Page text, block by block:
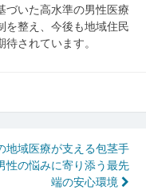
づいた高水準の男性医療
を整え、今後も地域住民
されています。
地域医療が支える包茎手
性の悩みに寄り添う最先
端の安心環境